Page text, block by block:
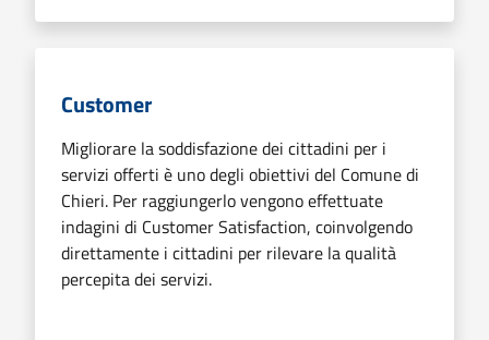
Customer
Migliorare la soddisfazione dei cittadini per i
servizi offerti è uno degli obiettivi del Comune di
Chieri. Per raggiungerlo vengono effettuate
indagini di Customer Satisfaction, coinvolgendo
direttamente i cittadini per rilevare la qualità
percepita dei servizi.